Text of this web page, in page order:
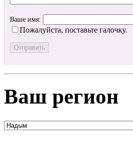
Ваше имя:
Пожалуйста, поставьте галочку.
Ваш регион